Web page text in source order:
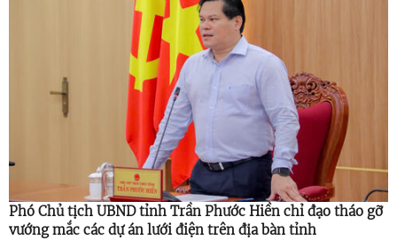
Phó Chủ tịch UBND tỉnh Trần Phước Hiền chỉ đạo tháo gỡ
vướng mắc các dự án lưới điện trên địa bàn tỉnh